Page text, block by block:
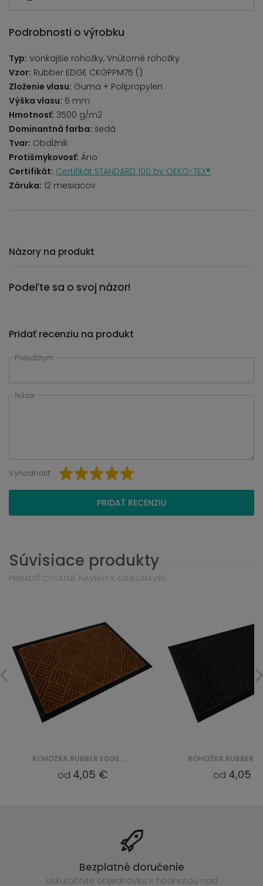
Podrobnosti o výrobku
Typ: Vonkajšie rohožky, Vnútorné rohožky
Vzor: Rubber EDGE CKGPPM75 ()
Zloženie vlasu: Guma + Polipropylen
Výška vlasu: 6 mm
Hmotnosť: 3500 g/m2
Dominantná farba: šedá
Tvar: Obdĺžnik
Protišmykovosť: Áno
Certifikát: Certifikát STANDARD 100 by OEKO-TEX®
Záruka: 12 mesiacov
Názory na produkt
Podeľte sa o svoj názor!
Pridať recenziu na produkt
Pseudónym
Názor
Vyhodnotiť:
PRIDAŤ RECENZIU
Súvisiace produkty
PRIRADIŤ OSTATNÉ NÁVRHY K OBJEDNÁVKE
ROHOŽKA RUBBER EDGE CKGPPM03 - BRĄZOWY
od 4,05 € od 4,05 €
Bezplatné doručenie
Uskutočnite objednávku s hodnotou nad